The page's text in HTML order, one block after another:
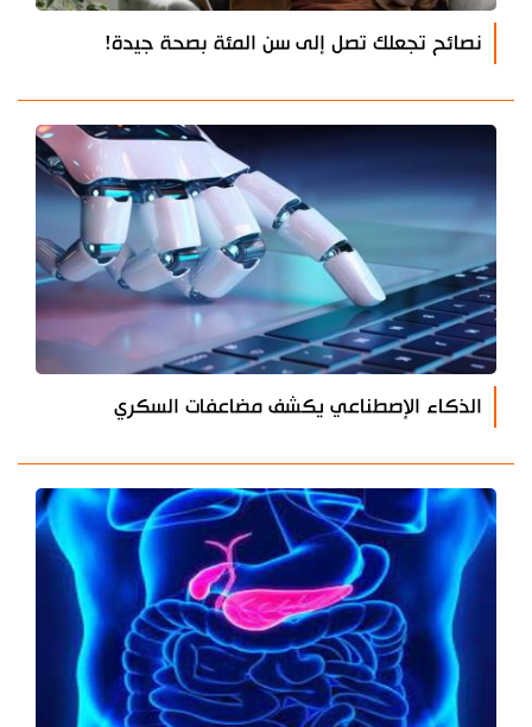
نصائح تجعلك تصل إلى سن المئة بصحة جيدة!
الذكاء الإصطناعي يكشف مضاعفات السكري